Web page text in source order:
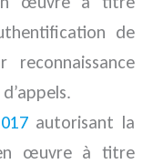
de
autorisant la
œuvre à titre